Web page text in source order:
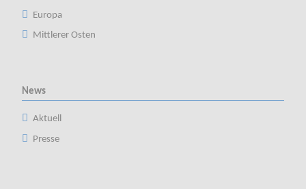
Europa
Mittlerer Osten
News
Aktuell
Presse